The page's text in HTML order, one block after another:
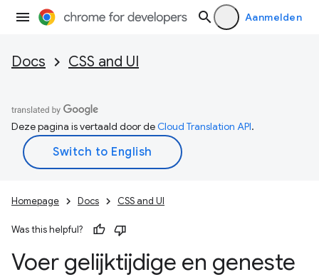
Aanmelden
Docs CSS and UI
Deze pagina is vertaald door deCloud Translation API.
Homepage Docs CSS and UI
Was this helpful?
Voer gelijktijdige en geneste